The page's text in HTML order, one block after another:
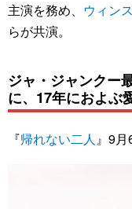
主演を務め、 ウィン
らが共演。
ジャ・ジャンクー
に、17年におよぶ
『帰れない二人 』9